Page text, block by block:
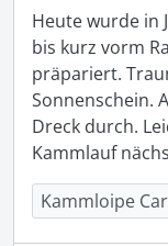
Heute wurde in
bis kurz vorm
präpariert.
Sonnenschein.
Dreck durch.
Kammlauf
Kammloipe